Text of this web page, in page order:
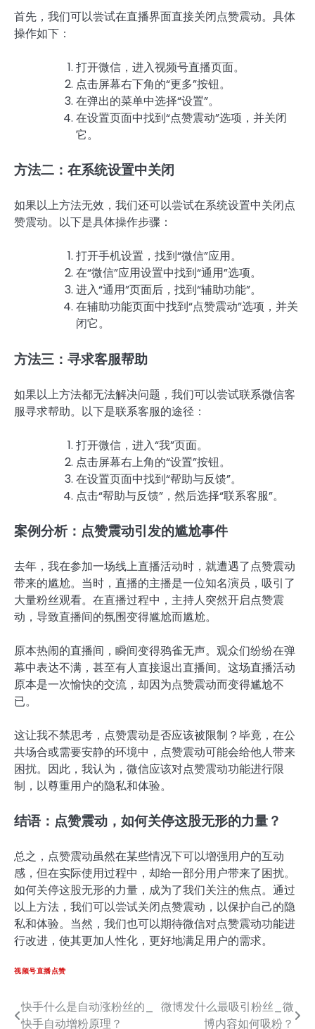
首先，我们可以尝试在直播界面直接关闭点赞震动。具体
操作如下：
打开微信，进入视频号直播页面。
点击屏幕右下角的“更多”按钮。
在弹出的菜单中选择“设置”。
在设置页面中找到“点赞震动”选项，并关闭
它。
方法二：在系统设置中关闭
如果以上方法无效，我们还可以尝试在系统设置中关闭点
赞震动。以下是具体操作步骤：
打开手机设置，找到“微信”应用。
在“微信”应用设置中找到“通用”选项。
进入“通用”页面后，找到“辅助功能”。
在辅助功能页面中找到“点赞震动”选项，并关
闭它。
方法三：寻求客服帮助
如果以上方法都无法解决问题，我们可以尝试联系微信客
服寻求帮助。以下是联系客服的途径：
打开微信，进入“我”页面。
点击屏幕右上角的“设置”按钮。
在设置页面中找到“帮助与反馈”。
点击“帮助与反馈”，然后选择“联系客服”。
案例分析：点赞震动引发的尴尬事件
去年，我在参加一场线上直播活动时，就遭遇了点赞震动
带来的尴尬。当时，直播的主播是一位知名演员，吸引了
大量粉丝观看。在直播过程中，主持人突然开启点赞震
动，导致直播间的氛围变得尴尬而尴尬。
原本热闹的直播间，瞬间变得鸦雀无声。观众们纷纷在弹
幕中表达不满，甚至有人直接退出直播间。这场直播活动
原本是一次愉快的交流，却因为点赞震动而变得尴尬不
已。
这让我不禁思考，点赞震动是否应该被限制？毕竟，在公
共场合或需要安静的环境中，点赞震动可能会给他人带来
困扰。因此，我认为，微信应该对点赞震动功能进行限
制，以尊重用户的隐私和体验。
结语：点赞震动，如何关停这股无形的力量？
总之，点赞震动虽然在某些情况下可以增强用户的互动
感，但在实际使用过程中，却给一部分用户带来了困扰。
如何关停这股无形的力量，成为了我们关注的焦点。通过
以上方法，我们可以尝试关闭点赞震动，以保护自己的隐
私和体验。当然，我们也可以期待微信对点赞震动功能进
行改进，使其更加人性化，更好地满足用户的需求。
视频号直播点赞
文快手什么是自动涨粉丝的_
快手自动增粉原理？
微博发什么最吸引粉丝_微
博内容如何吸粉？